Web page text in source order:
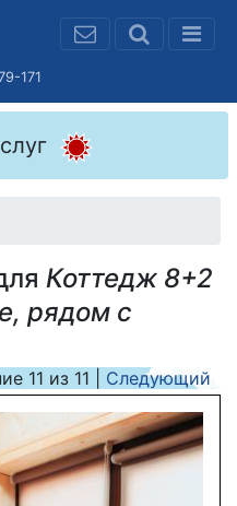
171
Коттедж 8+2
рядом с
11 из 11 Следующий